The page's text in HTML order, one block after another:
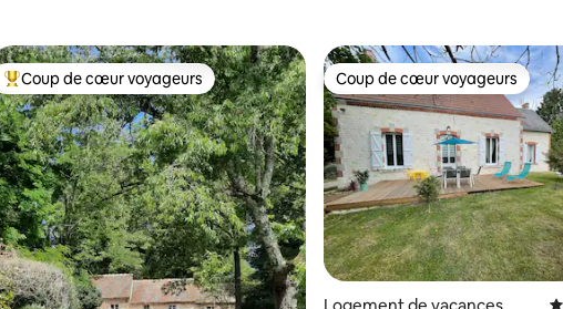
Coups de cœur voyageurs les plus appréciés
Coup de cœur voyageurs Coup de cœur voyageurs
Coup de cœur voyageurs